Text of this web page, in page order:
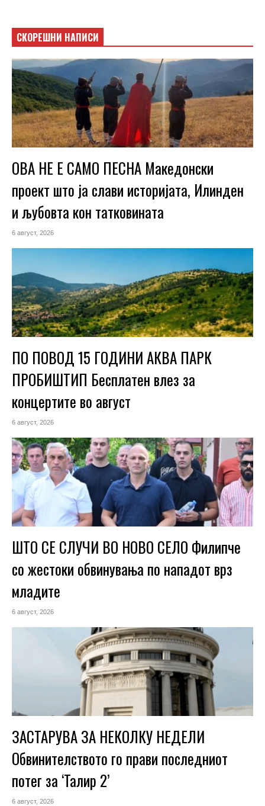
СКОРЕШНИ НАПИСИ
ОВА НЕ Е САМО ПЕСНА Македонски
проект што ја слави историјата, Илинден
и љубовта кон татковината
6 август, 2026
ПО ПОВОД 15 ГОДИНИ АКВА ПАРК
ПРОБИШТИП Бесплатен влез за
концертите во август
6 август, 2026
ШТО СЕ СЛУЧИ ВО НОВО СЕЛО Филипче
со жестоки обвинувања по нападот врз
младите
6 август, 2026
ЗАСТАРУВА ЗА НЕКОЛКУ НЕДЕЛИ
Обвинителството го прави последниот
потег за ‘Талир 2’
6 август, 2026